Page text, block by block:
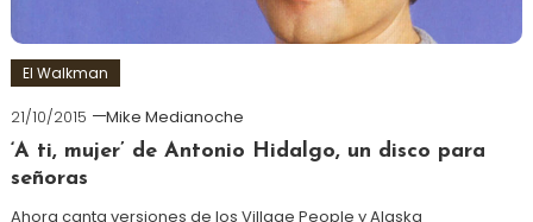
El Walkman
21/10/2015
Mike Medianoche
‘A ti, mujer’ de Antonio Hidalgo, un disco para
señoras
Ahora canta versiones de los Village People y Alaska